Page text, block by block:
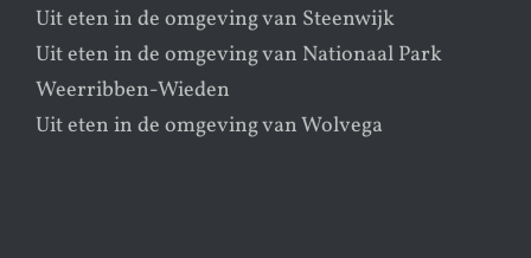
Uit eten in de omgeving van Steenwijk
Uit eten in de omgeving van Nationaal Park
Weerribben-Wieden
Uit eten in de omgeving van Wolvega